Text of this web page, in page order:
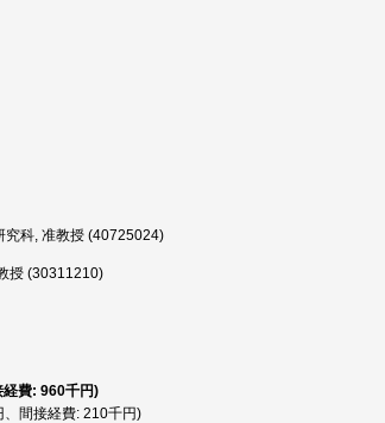
究科, 准教授 (40725024)
授 (30311210)
費: 960千円)
間接経費: 210千円)